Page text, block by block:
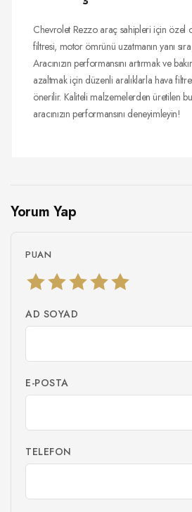
Chevrolet Rezzo araç sahipleri için özel
filtresi, motor ömrünü uzatmanın yanı
Aracınızın performansını artırmak ve
azaltmak için düzenli aralıklarla hava
önerilir. Kaliteli malzemelerden üretilen
aracınızın performansını deneyimleyin!
Yorum Yap
PUAN
AD SOYAD
E-POSTA
TELEFON